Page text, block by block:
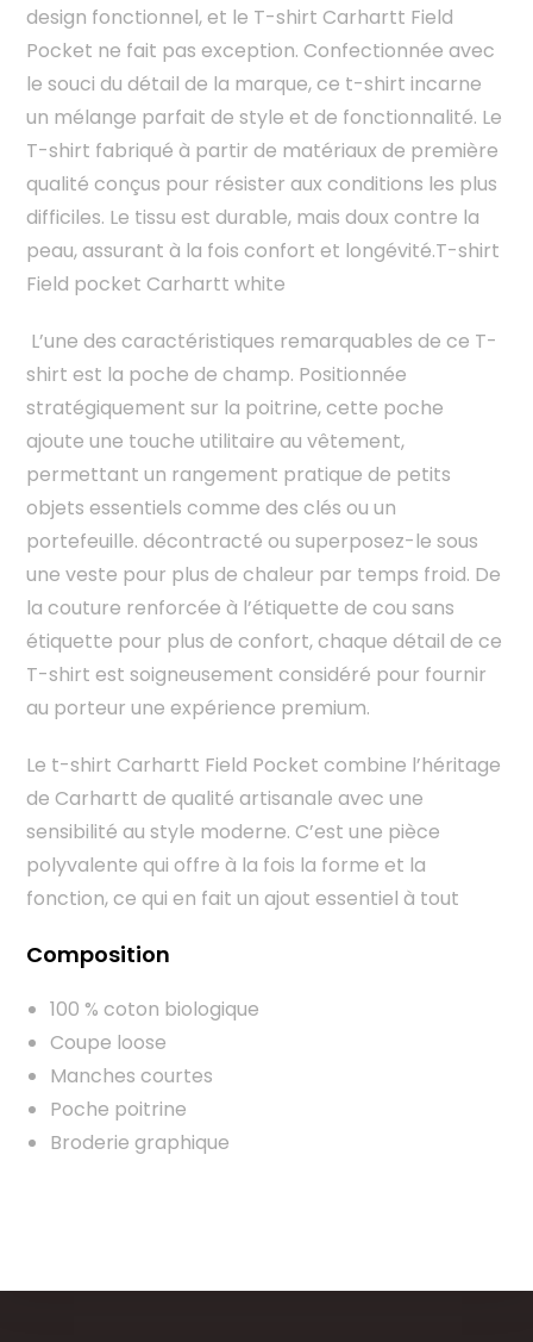
design fonctionnel, et le T-shirt Carhartt Field
Pocket ne fait pas exception. Confectionnée avec
le souci du détail de la marque, ce t-shirt incarne
un mélange parfait de style et de fonctionnalité. Le
T-shirt fabriqué à partir de matériaux de première
qualité conçus pour résister aux conditions les plus
difficiles. Le tissu est durable, mais doux contre la
peau, assurant à la fois confort et longévité.T-shirt
Field pocket Carhartt white
L’une des caractéristiques remarquables de ce T-
shirt est la poche de champ. Positionnée
stratégiquement sur la poitrine, cette poche
ajoute une touche utilitaire au vêtement,
permettant un rangement pratique de petits
objets essentiels comme des clés ou un
portefeuille. décontracté ou superposez-le sous
une veste pour plus de chaleur par temps froid. De
la couture renforcée à l’étiquette de cou sans
étiquette pour plus de confort, chaque détail de ce
T-shirt est soigneusement considéré pour fournir
au porteur une expérience premium.
Le t-shirt Carhartt Field Pocket combine l’héritage
de Carhartt de qualité artisanale avec une
sensibilité au style moderne. C’est une pièce
polyvalente qui offre à la fois la forme et la
fonction, ce qui en fait un ajout essentiel à tout
Composition
100 % coton biologique
Coupe loose
Manches courtes
Poche poitrine
Broderie graphique